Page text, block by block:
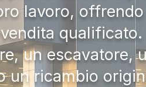
lavoro,
qualificato.
un escavatore,
un ricambio